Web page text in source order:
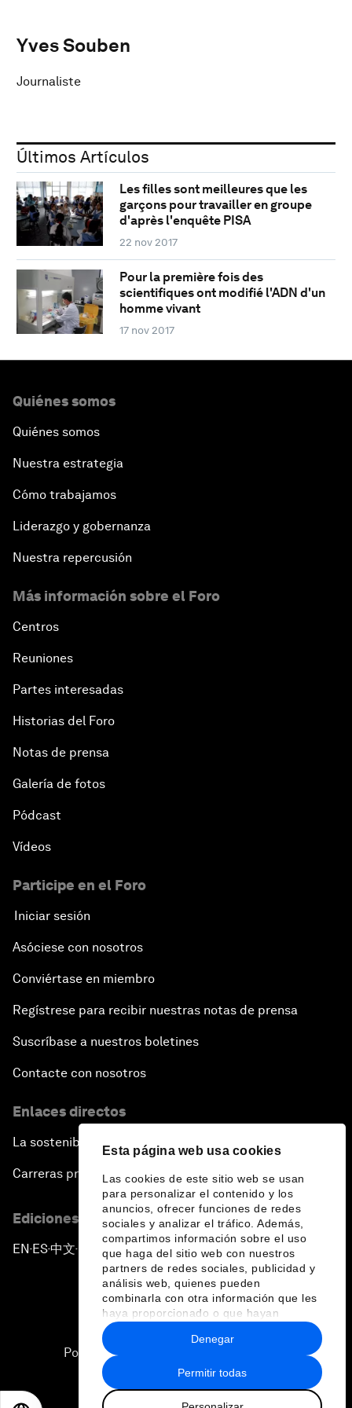
Esta página web usa cookies
Las cookies de este sitio web se usan
para personalizar el contenido y los
anuncios, ofrecer funciones de redes
sociales y analizar el tráfico. Además,
compartimos información sobre el uso
que haga del sitio web con nuestros
partners de redes sociales, publicidad y
análisis web, quienes pueden
combinarla con otra información que les
haya proporcionado o que hayan
recopilado a partir del uso que haya
hecho de sus servicios.
Permitir todas
Denegar
Yves Souben
Journaliste
Últimos Artículos
Les filles sont meilleures que les
garçons pour travailler en groupe
d'après l'enquête PISA
22 nov 2017
Pour la première fois des
scientifiques ont modifié l'ADN d'un
homme vivant
17 nov 2017
Quiénes somos
Quiénes somos
Nuestra estrategia
Cómo trabajamos
Liderazgo y gobernanza
Nuestra repercusión
Más información sobre el Foro
Centros
Reuniones
Partes interesadas
Historias del Foro
Notas de prensa
Galería de fotos
Pódcast
Vídeos
Participe en el Foro
Iniciar sesión
Asóciese con nosotros
Conviértase en miembro
Regístrese para recibir nuestras notas de prensa
Suscríbase a nuestros boletines
Contacte con nosotros
Enlaces directos
La sostenibilidad en el Foro
Carreras profesionales
Ediciones en otros idiomas
EN ▪ ES▪中文▪ 日本語
Política de privacidad y normas de uso